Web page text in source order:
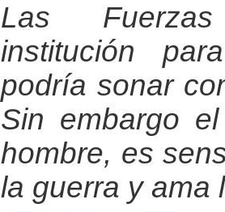
Las
institución
podría sonar
Sin embargo
hombre, es
la guerra y ama